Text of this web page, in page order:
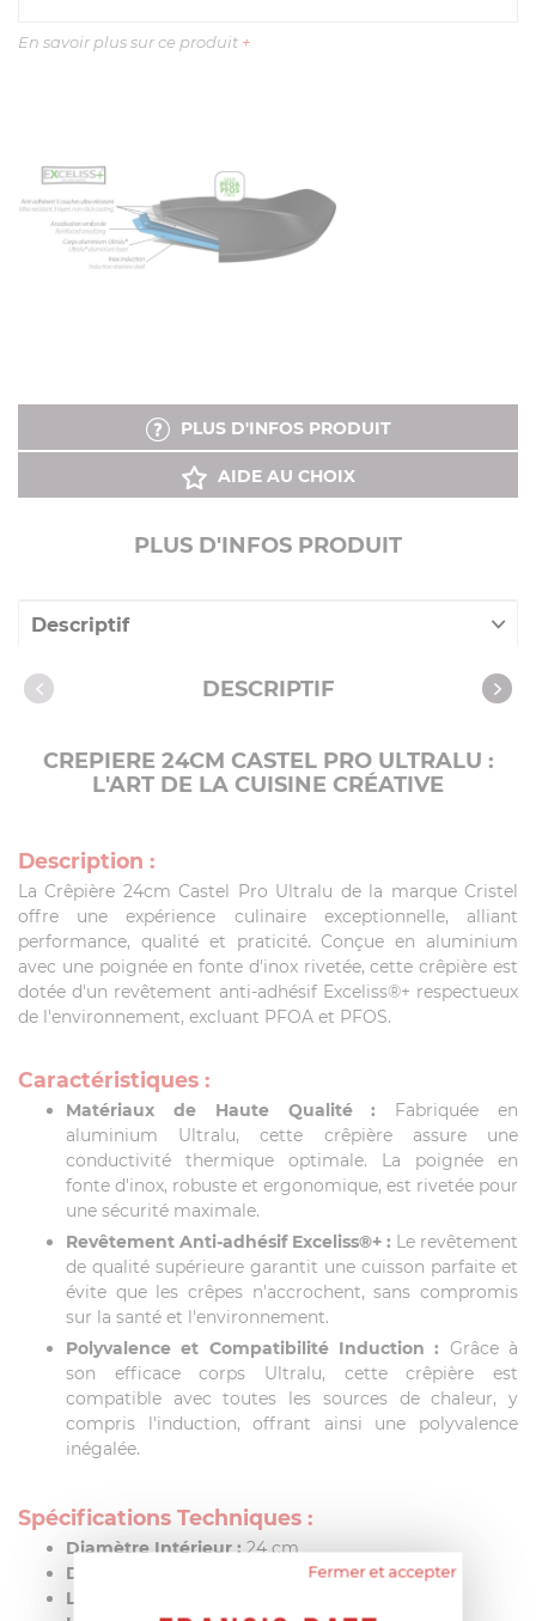
En savoir plus sur ce produit +
PLUS D'INFOS PRODUIT
AIDE AU CHOIX
PLUS D'INFOS PRODUIT
Descriptif
Caractéristiques DESCRIPTIF
CREPIERE 24CM CASTEL PRO ULTRALU :
L'ART DE LA CUISINE CRÉATIVE
Description :
La Crêpière 24cm Castel Pro Ultralu de la marque Cristel
offre une expérience culinaire exceptionnelle, alliant
performance, qualité et praticité. Conçue en aluminium
avec une poignée en fonte d'inox rivetée, cette crêpière est
dotée d'un revêtement anti-adhésif Exceliss®+ respectueux
de l'environnement, excluant PFOA et PFOS.
Caractéristiques :
Matériaux de Haute Qualité : Fabriquée en
aluminium Ultralu, cette crêpière assure une
conductivité thermique optimale. La poignée en
fonte d'inox, robuste et ergonomique, est rivetée pour
une sécurité maximale.
Revêtement Anti-adhésif Exceliss®+ : Le revêtement
de qualité supérieure garantit une cuisson parfaite et
évite que les crêpes n'accrochent, sans compromis
sur la santé et l'environnement.
Polyvalence et Compatibilité Induction : Grâce à
son efficace corps Ultralu, cette crêpière est
compatible avec toutes les sources de chaleur, y
compris l'induction, offrant ainsi une polyvalence
inégalée.
Spécifications Techniques :
Diamètre Intérieur :24 cm
Diamètre du Fond :
0,00 cm
Longueur Totale :
Fermer et accepter